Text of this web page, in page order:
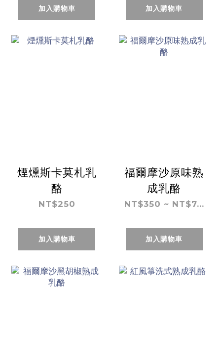
加入購物車 加入購物車
煙燻斯卡莫札乳
酪
NT$250
加入購物車
福爾摩沙原味熟
成乳酪
NT$350 ~ NT$7...
加入購物車